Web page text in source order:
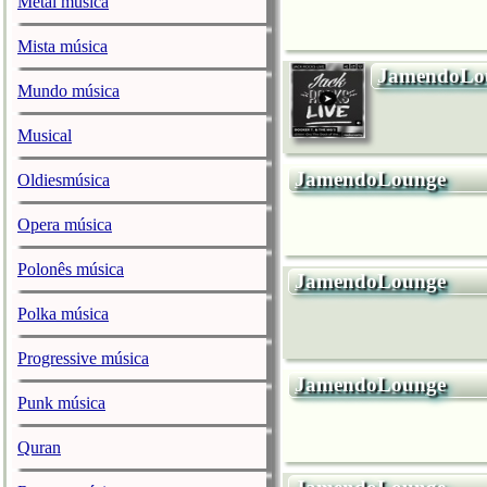
Mista música
Mundo música
Musical
Oldiesmúsica
Opera música
Polonês música
Polka música
Progressive música
Punk música
Quran
JamendoLounge
JamendoLounge
JamendoLounge